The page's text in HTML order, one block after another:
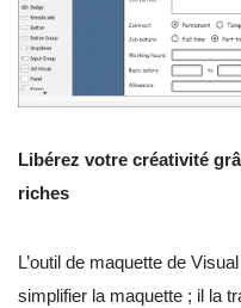
Libérez votre créativité
riches
L’outil de maquette de
simplifier la maquette ; il la